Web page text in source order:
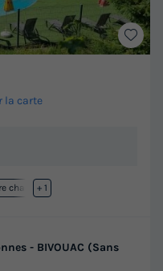
la carte
chauffée
+ 1
- BIVOUAC (Sans